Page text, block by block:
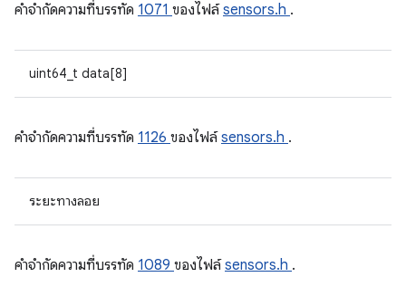
คําจํากัดความที่บรรทัด 1071 ของไฟล์sensors.h .
uint64_t data[8]
คําจํากัดความที่บรรทัด 1126 ของไฟล์sensors.h .
ระยะทางลอย
คําจํากัดความที่บรรทัด 1089 ของไฟล์sensors.h .